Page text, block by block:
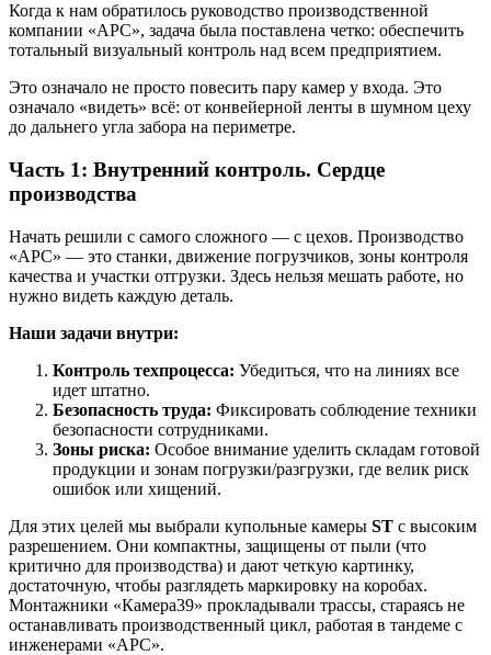
Когда к нам обратилось руководство производственной
компании «АРС», задача была поставлена четко: обеспечить
тотальный визуальный контроль над всем предприятием.
Это означало не просто повесить пару камер у входа. Это
означало «видеть» всё: от конвейерной ленты в шумном цеху
до дальнего угла забора на периметре.
Часть 1: Внутренний контроль. Сердце
производства
Начать решили с самого сложного — с цехов. Производство
«АРС» — это станки, движение погрузчиков, зоны контроля
качества и участки отгрузки. Здесь нельзя мешать работе, но
нужно видеть каждую деталь.
Наши задачи внутри:
Контроль техпроцесса: Убедиться, что на линиях все
идет штатно.
Безопасность труда: Фиксировать соблюдение техники
безопасности сотрудниками.
Зоны риска: Особое внимание уделить складам готовой
продукции и зонам погрузки/разгрузки, где велик риск
ошибок или хищений.
Для этих целей мы выбрали купольные камеры ST с высоким
разрешением. Они компактны, защищены от пыли (что
критично для производства) и дают четкую картинку,
достаточную, чтобы разглядеть маркировку на коробах.
Монтажники «Камера39» прокладывали трассы, стараясь не
останавливать производственный цикл, работая в тандеме с
инженерами «АРС».